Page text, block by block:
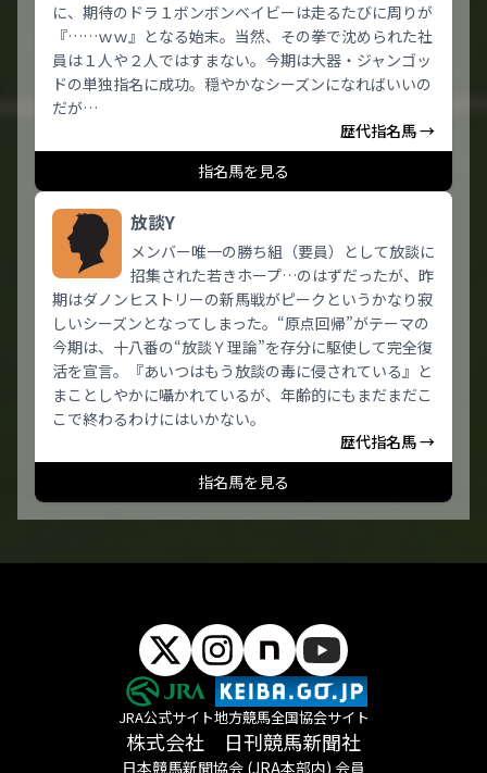
に、期待のドラ１ボンボンベイビーは走るたびに周りが
『……ｗｗ』となる始末。当然、その拳で沈められた社
員は１人や２人ではすまない。今期は大器・ジャンゴッ
ドの単独指名に成功。穏やかなシーズンになればいいの
だが…
歴代指名馬 →
指名馬を見る
放談Y
メンバー唯一の勝ち組（要員）として放談に
招集された若きホープ…のはずだったが、昨
期はダノンヒストリーの新馬戦がピークというかなり寂
しいシーズンとなってしまった。“原点回帰”がテーマの
今期は、十八番の“放談Ｙ理論”を存分に駆使して完全復
活を宣言。『あいつはもう放談の毒に侵されている』と
まことしやかに囁かれているが、年齢的にもまだまだこ
こで終わるわけにはいかない。
歴代指名馬 →
指名馬を見る
JRA公式サイト地方競馬全国協会サイト
株式会社 日刊競馬新聞社
日本競馬新聞協会 (JRA本部内) 会員